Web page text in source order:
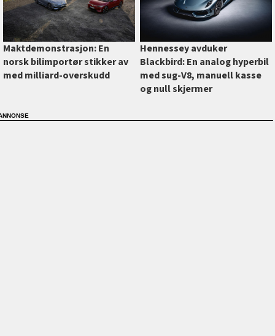
Maktdemonstrasjon: En
norsk bilimportør stikker av
med milliard-overskudd
Hennessey avduker
Blackbird: En analog hyperbil
med sug-V8, manuell kasse
og null skjermer